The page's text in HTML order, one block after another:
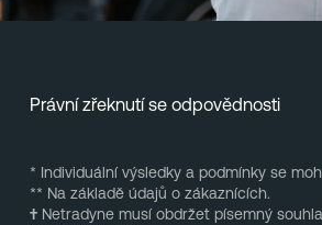
Právní zřeknutí se odpovědnosti
* Individuální výsledky a podmínky se
** Na základě údajů o zákaznících.
†Netradyne musí obdržet písemný